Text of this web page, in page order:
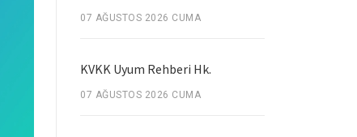
07 AĞUSTOS 2026 CUMA
KVKK Uyum Rehberi Hk.
07 AĞUSTOS 2026 CUMA